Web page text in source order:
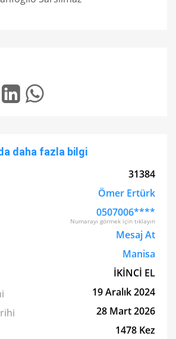
daha fazla bilgi
31384
Ömer Ertürk
0507006****
Numarayı görmek için tıklayın
Mesaj At
Manisa
İKİNCİ EL
19 Aralık 2024
28 Mart 2026
1478 Kez